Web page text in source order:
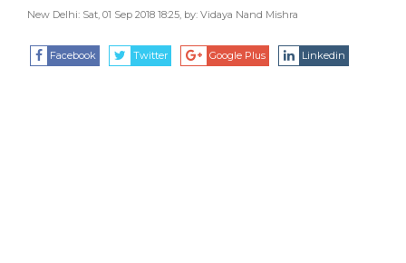
New Delhi: Sat, 01 Sep 2018 18:25, by: Vidaya Nand Mishra
Facebook Twitter Google Plus Linkedin